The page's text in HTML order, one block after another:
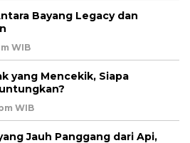
Bayang Legacy dan
WIB
yang Mencekik, Siapa
WIB
Jauh Panggang dari Api,